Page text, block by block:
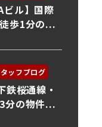
ビル】国際
歩1分の...
ッフブログ
鉄桜通線・
分の物件...